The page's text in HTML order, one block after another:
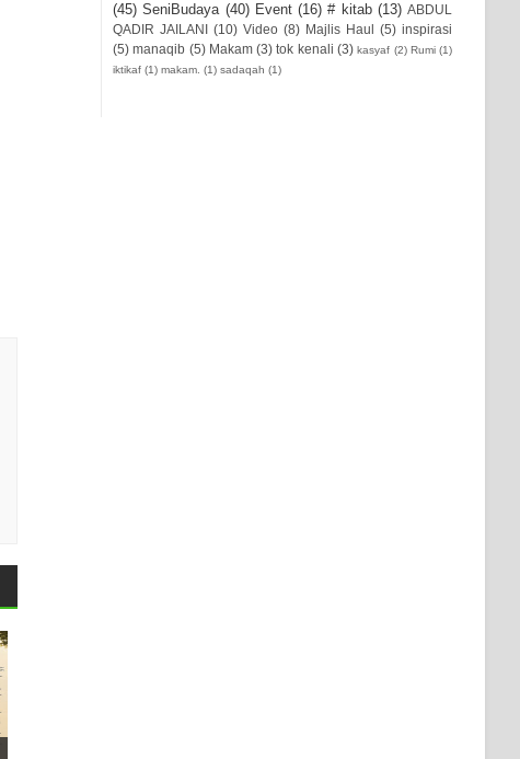
(45) SeniBudaya (40) Event (16) # kitab (13) ABDUL
QADIR JAILANI
(10) Video (8) Majlis Haul (5) inspirasi
(5) manaqib (5) Makam (3) tok kenali (3) kasyaf (2) Rumi (1)
iktikaf (1) makam. (1) sadaqah (1)